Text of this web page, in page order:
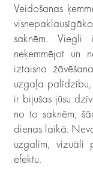
Veidošanas
saknēm. Viegli
neķemmējot un
iztaisno
uzgaļa palīdzību,
ir bijušas jūsu
no to saknēm,
dienas laikā.
uzgalim, vizuāli
efektu.